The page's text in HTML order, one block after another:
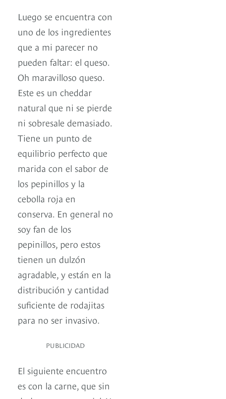
Luego se encuentra con
uno de los ingredientes
que a mi parecer no
pueden faltar: el queso.
Oh maravilloso queso.
Este es un cheddar
natural que ni se pierde
ni sobresale demasiado.
Tiene un punto de
equilibrio perfecto que
marida con el sabor de
los pepinillos y la
cebolla roja en
conserva. En general no
soy fan de los
pepinillos, pero estos
tienen un dulzón
agradable, y están en la
distribución y cantidad
suficiente de rodajitas
para no ser invasivo.
PUBLICIDAD
El siguiente encuentro
es con la carne, que sin